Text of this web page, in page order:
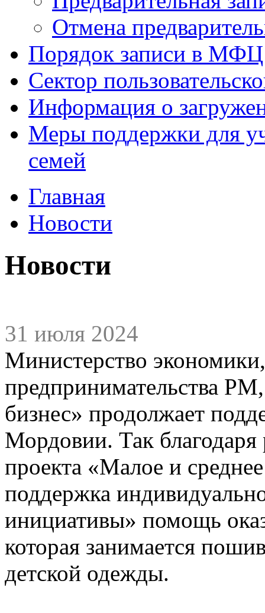
Отмена
Порядок записи в МФЦ
Сектор
Информация о
Меры поддержки для
семей
Главная
Новости
Новости
31 июля 2024
Министерство
предпринимательства
бизнес» продолжает
Мордовии. Так благодаря
проекта «Малое и
поддержка
инициативы» помощь
которая занимается
детской одежды.